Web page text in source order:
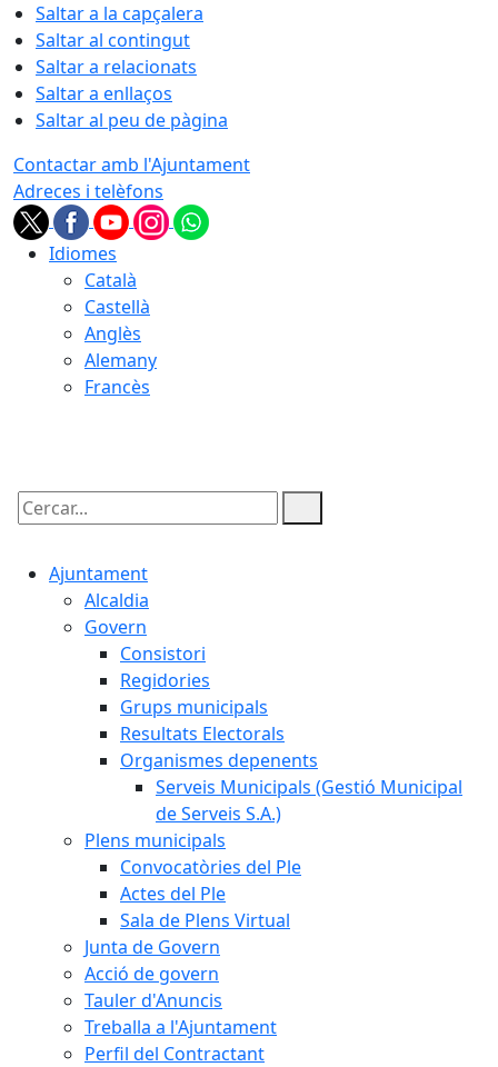
Saltar a la capçalera
Saltar al contingut
Saltar a relacionats
Saltar a enllaços
Saltar al peu de pàgina
Contactar amb l'Ajuntament
Adreces i telèfons
Idiomes
Català
Castellà
Anglès
Alemany
Francès
Cercar:
Ajuntament
Alcaldia
Govern
Consistori
Regidories
Grups municipals
Resultats Electorals
Organismes depenents
Serveis Municipals (Gestió Municipal
de Serveis S.A.)
Plens municipals
Convocatòries del Ple
Actes del Ple
Sala de Plens Virtual
Junta de Govern
Acció de govern
Tauler d'Anuncis
Treballa a l'Ajuntament
Perfil del Contractant